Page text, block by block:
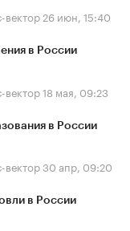
вектор26 июн, 15:40
в России
вектор18 мая, 09:23
в России
вектор30 апр, 09:20
в России